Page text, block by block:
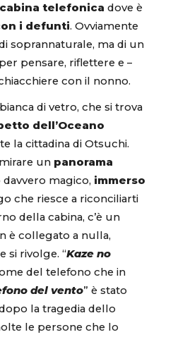
cabina telefonica dove è
i defunti. Ovviamente
soprannaturale, ma di un
pensare, riflettere e –
con il nonno.
di vetro, che si trova
dell’Oceano
la cittadina di Otsuchi.
un panorama
magico, immerso
che riesce a riconciliarti
della cabina, c’è un
è collegato a nulla,
si rivolge. “Kaze no
del telefono che in
del vento” è stato
la tragedia dello
le persone che lo